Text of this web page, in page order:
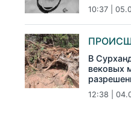
10:37 |
В
вековых
12:38 |